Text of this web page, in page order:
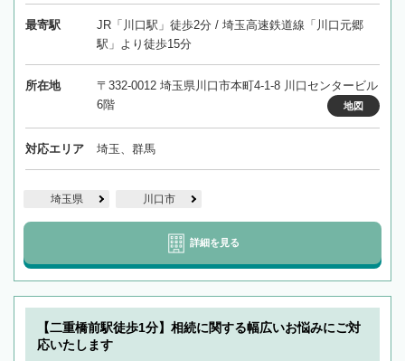
最寄駅
JR「川口駅」徒歩2分 / 埼玉高速鉄道線「川口元郷
駅」より徒歩15分
所在地
〒332-0012 埼玉県川口市本町4-1-8 川口センタービル
6階
地図
対応エリア 埼玉、群馬
埼玉県 川口市
詳細を見る
【二重橋前駅徒歩1分】相続に関する幅広いお悩みにご対
応いたします